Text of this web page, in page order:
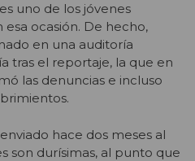
uno de los jóvenes
ocasión. De hecho,
en una auditoría
tras el reportaje, la que en
las denuncias e incluso
hace dos meses al
son durísimas, al punto que